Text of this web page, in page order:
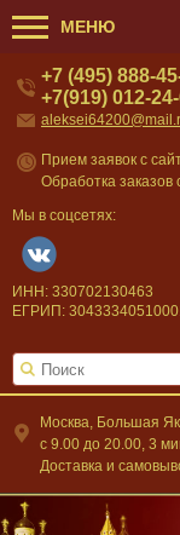
МЕНЮ
Москва, Большая
c 9.00 до 20.00, 3
Доставка и
+7 (495) 888-
+7(919) 012-
Прием заявок с
Обработка заказов
Мы в соцсетях:
ИНН: 330702130463
ЕГРИП: